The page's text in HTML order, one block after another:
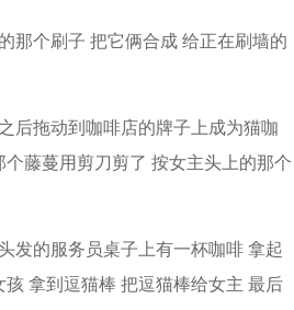
那个刷子 把它俩合成 给正在刷墙的
后拖动到咖啡店的牌子上成为猫咖
藤蔓用剪刀剪了 按女主头上的那个
发的服务员桌子上有一杯咖啡 拿起
拿到逗猫棒 把逗猫棒给女主 最后